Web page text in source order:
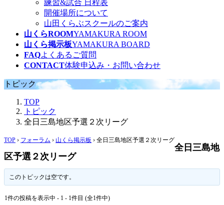
練習&試合 日程表
開催場所について
山田くらぶスクールのご案内
山くらROOMYAMAKURA ROOM
山くら掲示板YAMAKURA BOARD
FAQよくあるご質問
CONTACT体験申込み・お問い合わせ
トピック
TOP
トピック
全日三島地区予選２次リーグ
TOP › フォーラム › 山くら掲示板 › 全日三島地区予選２次リーグ
全日三島地
区予選２次リーグ
このトピックは空です。
1件の投稿を表示中 - 1 - 1件目 (全1件中)